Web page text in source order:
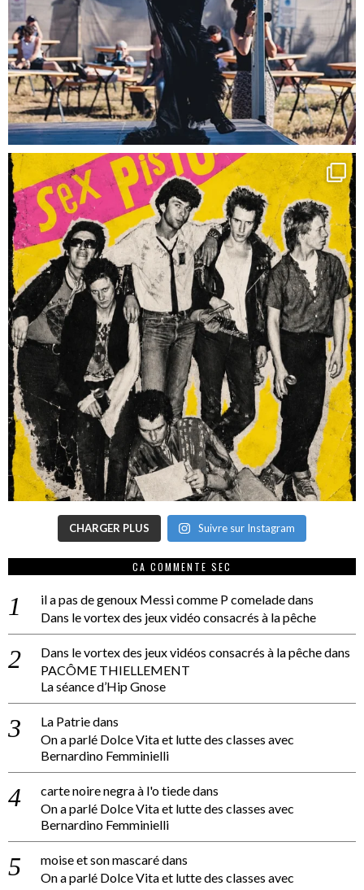
CHARGER PLUS Suivre sur Instagram
CA COMMENTE SEC
il a pas de genoux Messi comme P comeladedans
Dans le vortex des jeux vidéo consacrés à la pêche
Dans le vortex des jeux vidéos consacrés à la pêchedans
PACÔME THIELLEMENT
La séance d’Hip Gnose
La Patriedans
On a parlé Dolce Vita et lutte des classes avec
Bernardino Femminielli
carte noire negra à l'o tiededans
On a parlé Dolce Vita et lutte des classes avec
Bernardino Femminielli
moise et son mascarédans
On a parlé Dolce Vita et lutte des classes avec